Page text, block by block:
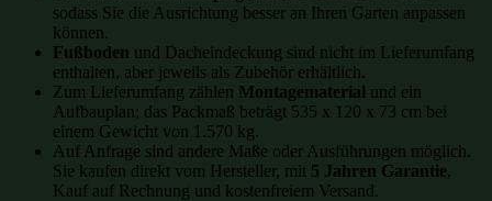
sodass Sie die Ausrichtung besser an Ihren Garten anpassen
können.
Fußboden und Dacheindeckung sind nicht im Lieferumfang
enthalten, aber jeweils als Zubehör erhältlich.
Zum Lieferumfang zählen Montagematerial und ein
Aufbauplan; das Packmaß beträgt 535 x 120 x 73 cm bei
einem Gewicht von 1.570 kg.
Auf Anfrage sind andere Maße oder Ausführungen möglich.
Sie kaufen direkt vom Hersteller, mit 5 Jahren Garantie,
Kauf auf Rechnung und kostenfreiem Versand.